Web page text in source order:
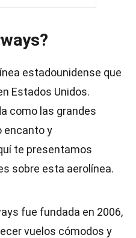
estadounidense que
Estados Unidos.
como las grandes
encanto y
te presentamos
sobre esta aerolínea.
fue fundada en 2006,
vuelos cómodos y